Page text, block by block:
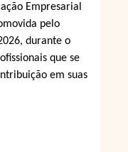
Empresarial
pelo
durante o
que se
em suas